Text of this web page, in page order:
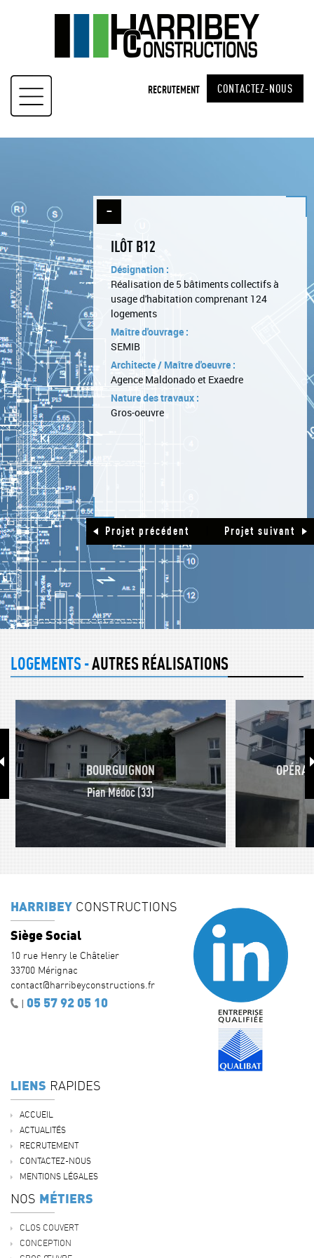
RECRUTEMENT CONTACTEZ-NOUS
ILÔT B12
Désignation :
Réalisation de 5 bâtiments collectifs à
usage d'habitation comprenant 124
logements
Maître d'ouvrage :
SEMIB
Architecte / Maître d'oeuvre :
Agence Maldonado et Exaedre
Nature des travaux :
Gros-oeuvre
Projet précédent Projet suivant
LOGEMENTS -AUTRES RÉALISATIONS
BOURGUIGNON
Pian Médoc (33)
HARRIBEY CONSTRUCTIONS
Siège Social
10 rue Henry le Châtelier
33700 Mérignac
contact@harribeyconstructions.fr
| 05 57 92 05 10
LIENS RAPIDES
ACCUEIL
ACTUALITÉS
RECRUTEMENT
CONTACTEZ-NOUS
MENTIONS LÉGALES
NOS MÉTIERS
CLOS COUVERT
CONCEPTION